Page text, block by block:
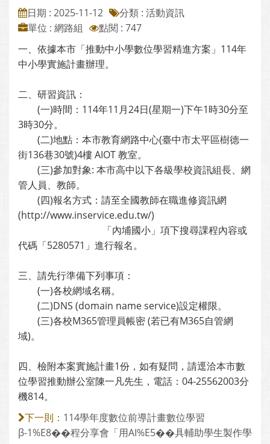
日期 : 2025-11-12
分類 : 活動資訊
單位 : 網路組
點閱 : 747
一、依據本市「推動中小學數位學習精進方案」114年
中小學實施計畫辦理。
二、研習資訊：
(一)時間：114年11月24日(星期一)下午1時30分至
3時30分。
(二)地點：本市教育網路中心(臺中市太平區樹德一
街136巷30號)4樓 AIOT 教室。
(三)參加對象: 本市高中以下各級學校資訊組長、網
管人員、教師。
(四)報名方式：請至全國教師在職進修資訊網
(http://www.inservice.edu.tw/)
「內埔國小」項下搜尋課程內容或
代碼「5280571」進行報名。
三、請先行準備下列事項：
(一)各校網域名稱。
(二)DNS (domain name service)設定權限。
(三)各校M365管理員帳密 (若已有M365自管網
域)。
四、檢附本案實施計畫1份，如有疑問，請逕洽本市數
位學習推動辦公室陳一凡先生，電話：04-25562003分
機814。
下一則： 114學年度數位前導計畫數位學習
β-1%E8��程分享會「用AI%E5��具輔助學生製作學